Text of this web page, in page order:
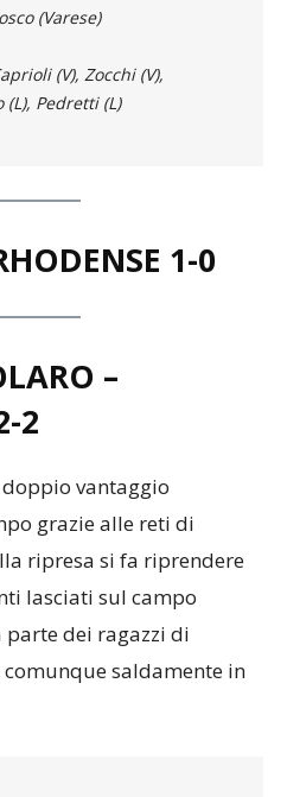
: Garantola
(Varese)
(V), Zocchi (V),
1-0
–
2
vantaggio
grazie alle reti di
ripresa si fa riprendere
lasciati sul campo
parte dei ragazzi di
saldamente in